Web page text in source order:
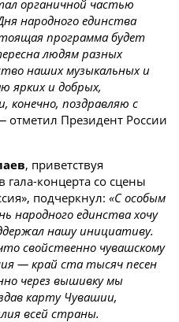
органичной частью
народного единства
программа будет
людям разных
наших музыкальных и
ярких и добрых,
конечно, поздравляю с
отметил Президент России
, приветствуя
гала-концерта со сцены
подчеркнул: «С особым
народного единства хочу
нашу инициативу.
свойственно чувашскому
— край ста тысяч песен
через вышивку мы
карту Чувашии,
всей страны.